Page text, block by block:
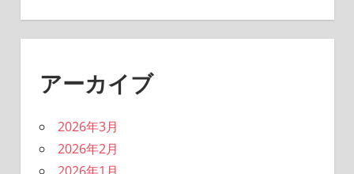
アーカイブ
2026年3月
2026年2月
2026年1月